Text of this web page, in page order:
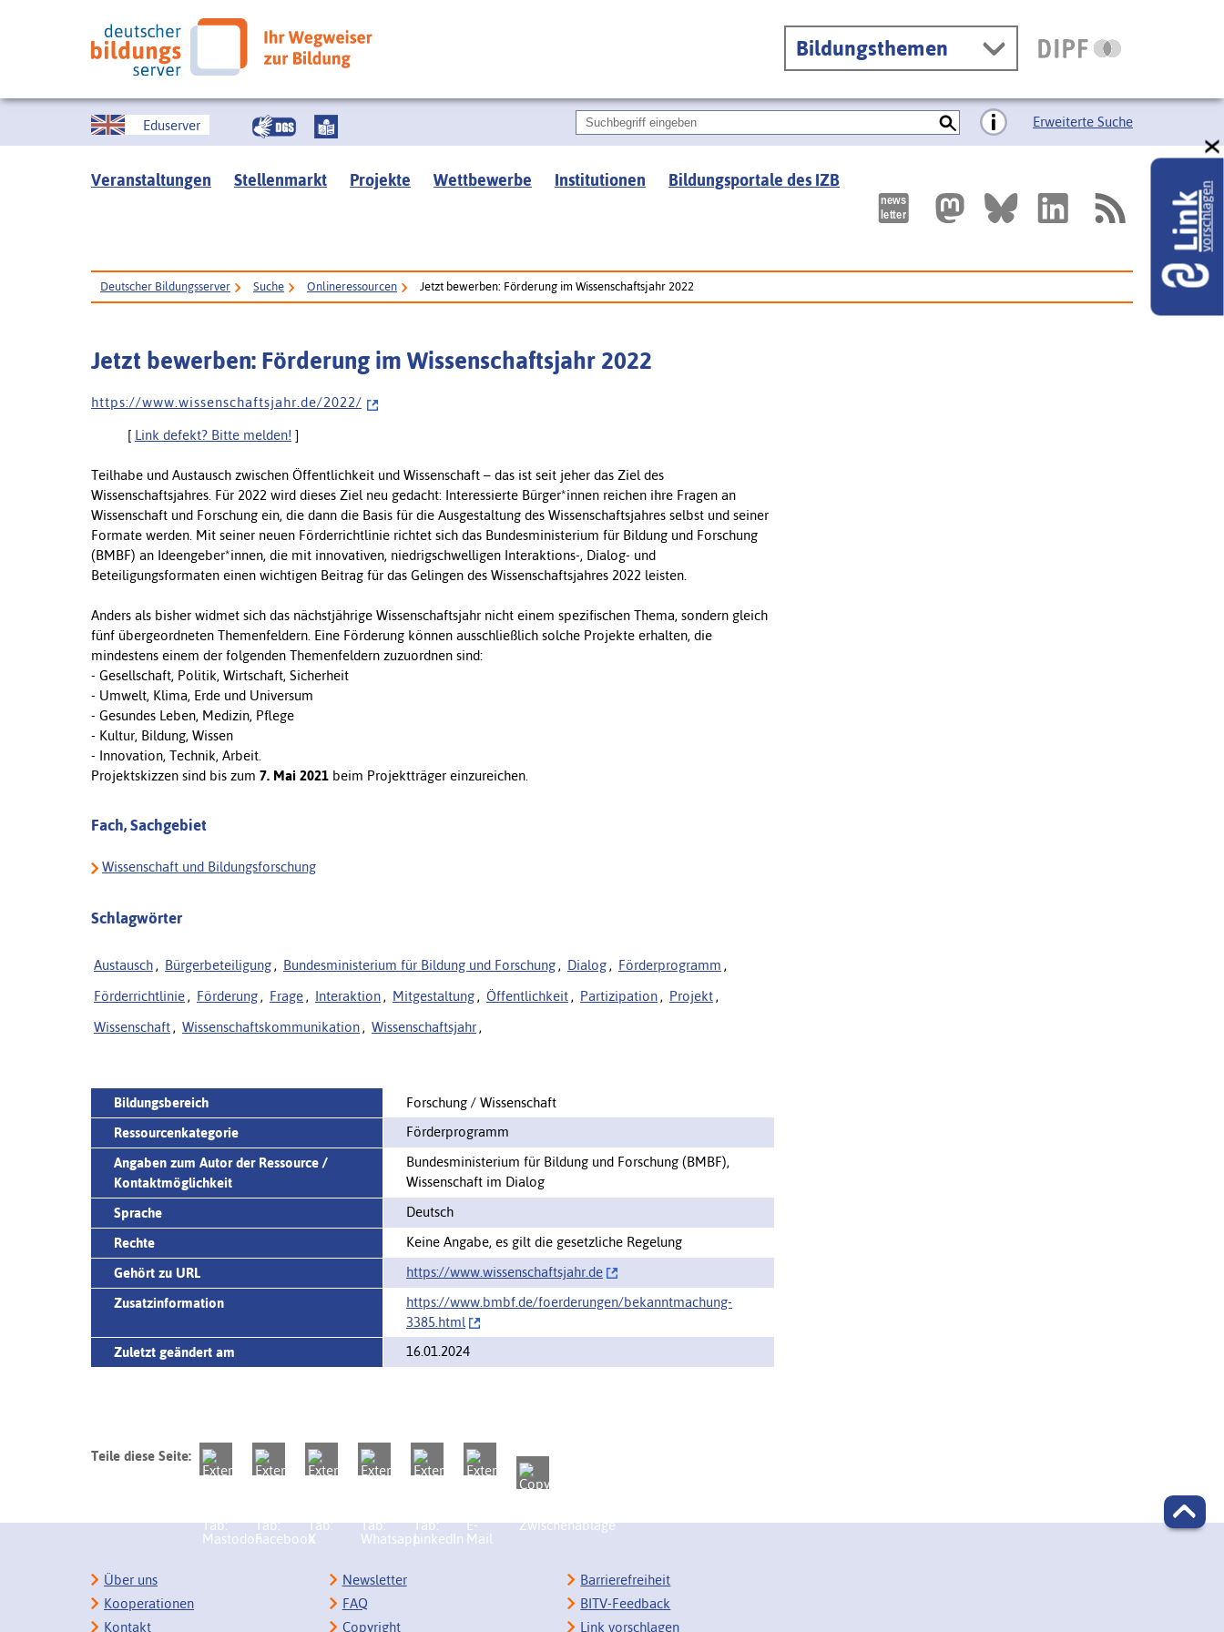
Bildungsthemen
Eduserver Erweiterte Suche
Veranstaltungen Stellenmarkt Projekte Wettbewerbe Institutionen Bildungsportale des IZB
Deutscher Bildungsserver Suche Onlineressourcen Jetzt bewerben: Förderung im Wissenschaftsjahr 2022
Jetzt bewerben: Förderung im Wissenschaftsjahr 2022
h t t p s : / / w w w . w i s s e n s c h a f t s j a h r . d e / 2 0 2 2 /
[ Link defekt? Bitte melden! ]
Teilhabe und Austausch zwischen Öffentlichkeit und Wissenschaft – das ist seit jeher das Ziel des
Wissenschaftsjahres. Für 2022 wird dieses Ziel neu gedacht: Interessierte Bürger*innen reichen ihre Fragen an
Wissenschaft und Forschung ein, die dann die Basis für die Ausgestaltung des Wissenschaftsjahres selbst und seiner
Formate werden. Mit seiner neuen Förderrichtlinie richtet sich das Bundesministerium für Bildung und Forschung
(BMBF) an Ideengeber*innen, die mit innovativen, niedrigschwelligen Interaktions-, Dialog- und
Beteiligungsformaten einen wichtigen Beitrag für das Gelingen des Wissenschaftsjahres 2022 leisten.
Anders als bisher widmet sich das nächstjährige Wissenschaftsjahr nicht einem spezifischen Thema, sondern gleich
fünf übergeordneten Themenfeldern. Eine Förderung können ausschließlich solche Projekte erhalten, die
mindestens einem der folgenden Themenfeldern zuzuordnen sind:
- Gesellschaft, Politik, Wirtschaft, Sicherheit
- Umwelt, Klima, Erde und Universum
- Gesundes Leben, Medizin, Pflege
- Kultur, Bildung, Wissen
- Innovation, Technik, Arbeit.
Projektskizzen sind bis zum 7. Mai 2021 beim Projektträger einzureichen.
Fach, Sachgebiet
Wissenschaft und Bildungsforschung
Schlagwörter
Austausch , Bürgerbeteiligung , Bundesministerium für Bildung und Forschung , Dialog , Förderprogramm ,
Förderrichtlinie , Förderung , Frage , Interaktion , Mitgestaltung , Öffentlichkeit , Partizipation , Projekt ,
Wissenschaft , Wissenschaftskommunikation , Wissenschaftsjahr ,
Bildungsbereich
Forschung / Wissenschaft
Ressourcenkategorie
Förderprogramm
Angaben zum Autor der Ressource /
Kontaktmöglichkeit
Bundesministerium für Bildung und Forschung (BMBF),
Wissenschaft im Dialog
Sprache
Deutsch
Rechte
Keine Angabe, es gilt die gesetzliche Regelung
Gehört zu URL
https://‌www.wissenschaftsjahr.de
Zusatzinformation
https://www.bmbf.de/foerderungen/‌bekanntmachung-
3385.html
Zuletzt geändert am
16.01.2024
Teile diese Seite:
Linkvorschlagen
Über uns
Kooperationen
Kontakt
Newsletter
FAQ
Copyright
Barrierefreiheit
BITV-Feedback
Link vorschlagen